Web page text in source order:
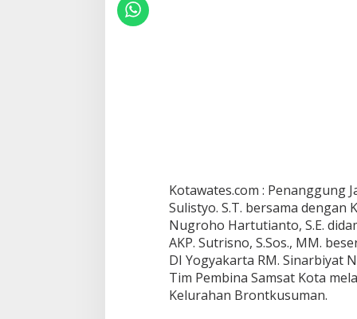
Kotawates.com : Penanggung
Sulistyo. S.T. bersama dengan
Nugroho Hartutianto, S.E.
AKP. Sutrisno, S.Sos., MM.
DI Yogyakarta RM. Sinarbiyat
Tim Pembina Samsat Kota
Kelurahan Brontkusuman.